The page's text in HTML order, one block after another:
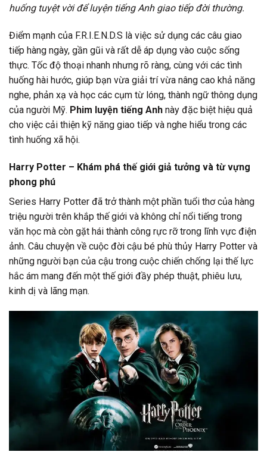
huống tuyệt vời để luyện tiếng Anh giao tiếp đời thường.
Điểm mạnh của F.R.I.E.N.D.S là việc sử dụng các câu giao
tiếp hàng ngày, gần gũi và rất dễ áp dụng vào cuộc sống
thực. Tốc độ thoại nhanh nhưng rõ ràng, cùng với các tình
huống hài hước, giúp bạn vừa giải trí vừa nâng cao khả năng
nghe, phản xạ và học các cụm từ lóng, thành ngữ thông dụng
của người Mỹ. Phim luyện tiếng Anh này đặc biệt hiệu quả
cho việc cải thiện kỹ năng giao tiếp và nghe hiểu trong các
tình huống xã hội.
Harry Potter – Khám phá thế giới giả tưởng và từ vựng
phong phú
Series Harry Potter đã trở thành một phần tuổi thơ của hàng
triệu người trên khắp thế giới và không chỉ nổi tiếng trong
văn học mà còn gặt hái thành công rực rỡ trong lĩnh vực điện
ảnh. Câu chuyện về cuộc đời cậu bé phù thủy Harry Potter và
những người bạn của cậu trong cuộc chiến chống lại thế lực
hắc ám mang đến một thế giới đầy phép thuật, phiêu lưu,
kinh dị và lãng mạn.